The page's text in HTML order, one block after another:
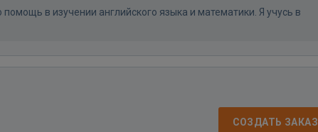
в изучении английского языка и математики. Я учусь в
СОЗДАТЬ ЗАКАЗ